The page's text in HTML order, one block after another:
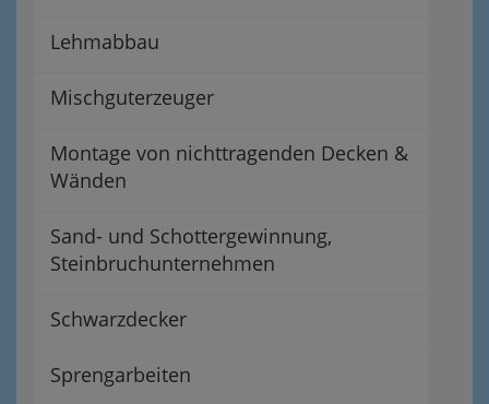
Lehmabbau
Mischguterzeuger
Montage von nichttragenden Decken &
Wänden
Sand- und Schottergewinnung,
Steinbruchunternehmen
Schwarzdecker
Sprengarbeiten